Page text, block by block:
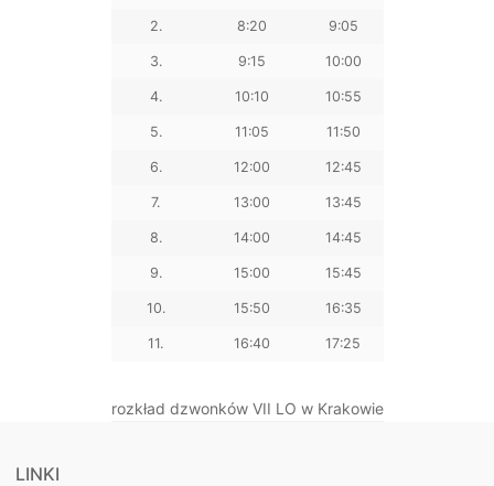
2. 8:20 9:05
3. 9:15 10:00
4. 10:10 10:55
5. 11:05 11:50
6. 12:00 12:45
7. 13:00 13:45
8. 14:00 14:45
9. 15:00 15:45
10. 15:50 16:35
11. 16:40 17:25
rozkład dzwonków VII LO w Krakowie
LINKI